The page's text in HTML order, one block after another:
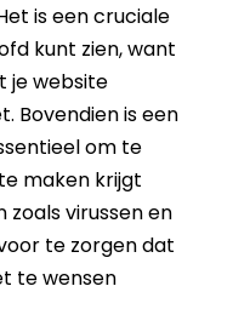
is een cruciale
kunt zien, want
je website
Bovendien is een
om te
maken krijgt
virussen en
te zorgen dat
te wensen